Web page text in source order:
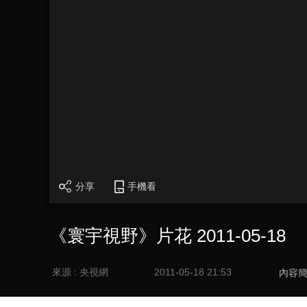
分享 手機看
《寰宇視野》片花 2011-05-18
來源 : 央視網 2011-05-18 21:53 內容